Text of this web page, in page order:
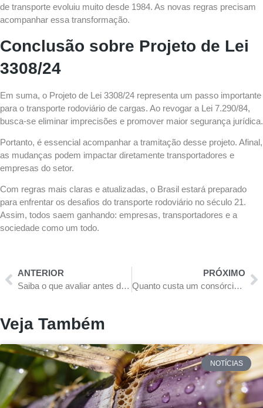
de transporte evoluiu muito desde 1984. As novas regras precisam
acompanhar essa transformação.
Conclusão sobre Projeto de Lei
3308/24
Em suma, o Projeto de Lei 3308/24 representa um passo importante
para o transporte rodoviário de cargas. Ao revogar a Lei 7.290/84,
busca-se eliminar imprecisões e promover maior segurança jurídica.
Portanto, é essencial acompanhar a tramitação desse projeto. Afinal,
as mudanças podem impactar diretamente transportadores e
empresas do setor.
Com regras mais claras e atualizadas, o Brasil estará preparado
para enfrentar os desafios do transporte rodoviário no século 21.
Assim, todos saem ganhando: empresas, transportadores e a
sociedade como um todo.
ANTERIOR
Saiba o que avaliar antes de trocar seu caminhão!
PRÓXIMO
Quanto custa um consórcio de caminhão?
Veja Também
NOTÍCIAS